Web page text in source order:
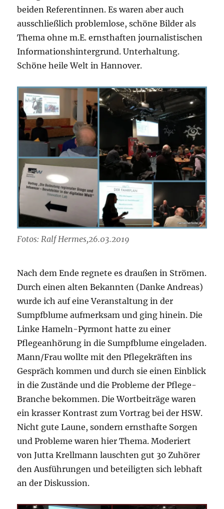
beiden Referentinnen. Es waren aber auch
ausschließlich problemlose, schöne Bilder als
Thema ohne m.E. ernsthaften journalistischen
Informationshintergrund. Unterhaltung.
Schöne heile Welt in Hannover.
Fotos: Ralf Hermes,26.03.2019
Nach dem Ende regnete es draußen in Strömen.
Durch einen alten Bekannten (Danke Andreas)
wurde ich auf eine Veranstaltung in der
Sumpfblume aufmerksam und ging hinein. Die
Linke Hameln-Pyrmont hatte zu einer
Pflegeanhörung in die Sumpfblume eingeladen.
Mann/Frau wollte mit den Pflegekräften ins
Gespräch kommen und durch sie einen Einblick
in die Zustände und die Probleme der Pflege-
Branche bekommen. Die Wortbeiträge waren
ein krasser Kontrast zum Vortrag bei der HSW.
Nicht gute Laune, sondern ernsthafte Sorgen
und Probleme waren hier Thema. Moderiert
von Jutta Krellmann lauschten gut 30 Zuhörer
den Ausführungen und beteiligten sich lebhaft
an der Diskussion.